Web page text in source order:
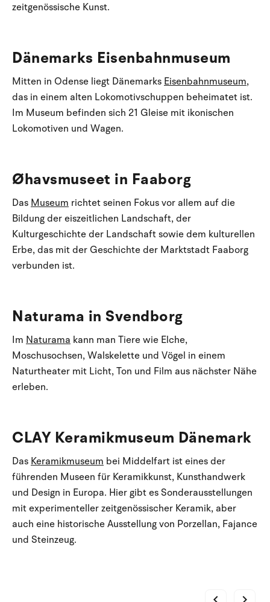
zeitgenössische Kunst.
Dänemarks Eisenbahnmuseum
Mitten in Odense liegt DänemarksEisenbahnmuseum,
das in einem alten Lokomotivschuppen beheimatet ist.
Im Museum befinden sich 21 Gleise mit ikonischen
Lokomotiven und Wagen.
Øhavsmuseet in Faaborg
DasMuseum richtet seinen Fokus vor allem auf die
Bildung der eiszeitlichen Landschaft, der
Kulturgeschichte der Landschaft sowie dem kulturellen
Erbe, das mit der Geschichte der Marktstadt Faaborg
verbunden ist.
Naturama in Svendborg
Im Naturama kann man Tiere wie Elche,
Moschusochsen, Walskelette und Vögel in einem
Naturtheater mit Licht, Ton und Film aus nächster Nähe
erleben.
CLAY Keramikmuseum Dänemark
DasKeramikmuseum bei Middelfart ist eines der
führenden Museen für Keramikkunst, Kunsthandwerk
und Design in Europa. Hier gibt es Sonderausstellungen
mit experimenteller zeitgenössischer Keramik, aber
auch eine historische Ausstellung von Porzellan, Fajance
und Steinzeug.